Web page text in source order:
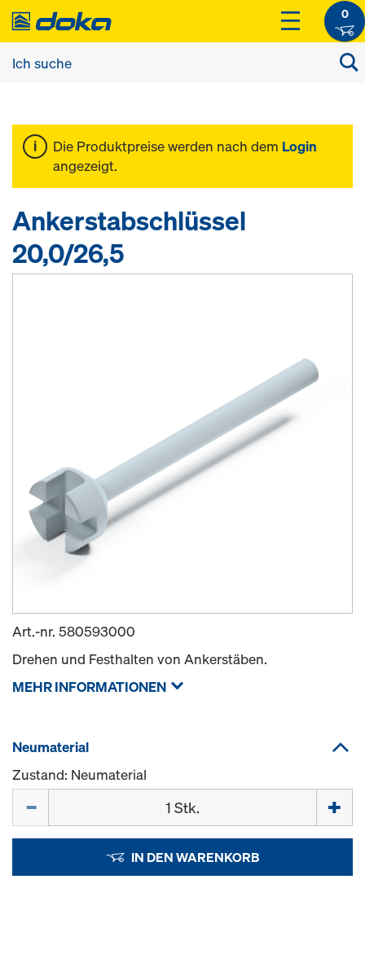
0
Die Produktpreise werden nach dem Login
angezeigt.
Ankerstabschlüssel
20,0/26,5
Art.-nr. 580593000
Drehen und Festhalten von Ankerstäben.
MEHR INFORMATIONEN
Neumaterial
Zustand: Neumaterial
IN DEN WARENKORB